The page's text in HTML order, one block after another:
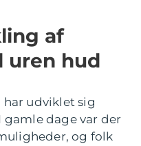
af
uren hud
udviklet sig
gamle dage var der
og folk